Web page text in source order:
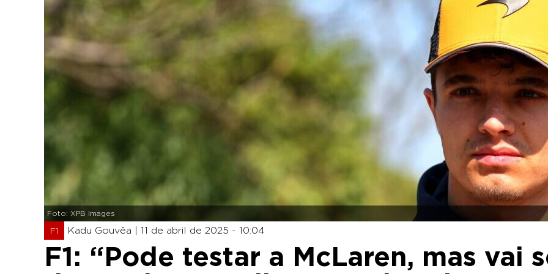
Foto: XPB Images
F1 Kadu Gouvêa | 11 de abril de 2025 - 10:04
F1: “Pode testar a McLaren, mas vai